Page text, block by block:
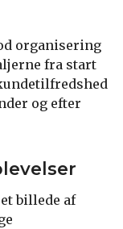
organisering
fra start
og efter
billede af